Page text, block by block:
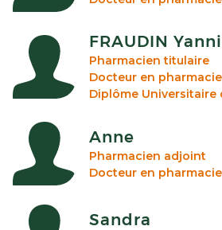
FRAUDIN
Pharmacien titulaire
Docteur en pharmacie
Diplôme
Anne
Pharmacien adjoint
Docteur en pharmacie
Sandra